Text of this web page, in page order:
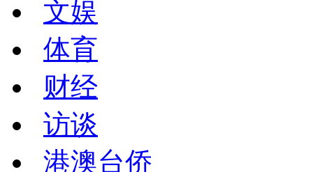
文娱
体育
财经
访谈
港澳台侨